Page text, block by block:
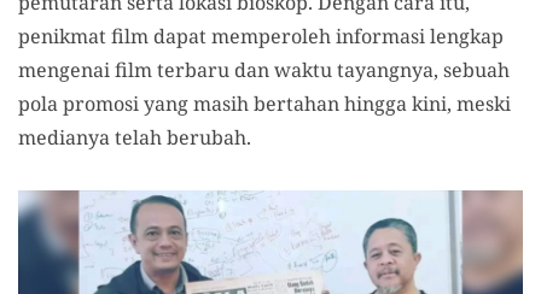
penikmat film dapat memperoleh informasi lengkap
mengenai film terbaru dan waktu tayangnya, sebuah
pola promosi yang masih bertahan hingga kini, meski
medianya telah berubah.